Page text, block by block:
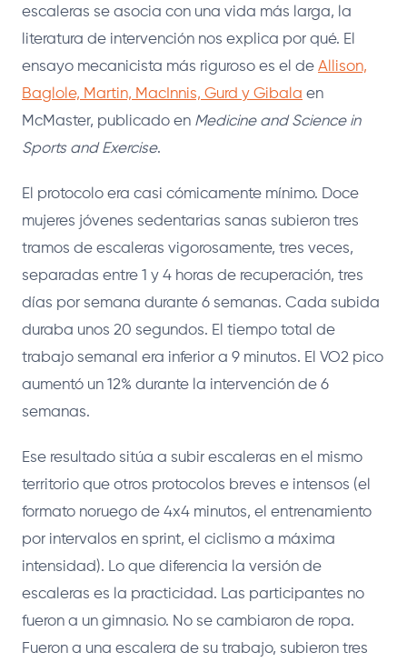
escaleras se asocia con una vida más larga, la
literatura de intervención nos explica por qué. El
ensayo mecanicista más riguroso es el de Allison,
Baglole, Martin, MacInnis, Gurd y Gibala en
McMaster, publicado en Medicine and Science in
Sports and Exercise.
El protocolo era casi cómicamente mínimo. Doce
mujeres jóvenes sedentarias sanas subieron tres
tramos de escaleras vigorosamente, tres veces,
separadas entre 1 y 4 horas de recuperación, tres
días por semana durante 6 semanas. Cada subida
duraba unos 20 segundos. El tiempo total de
trabajo semanal era inferior a 9 minutos. El VO2 pico
aumentó un 12% durante la intervención de 6
semanas.
Ese resultado sitúa a subir escaleras en el mismo
territorio que otros protocolos breves e intensos (el
formato noruego de 4x4 minutos, el entrenamiento
por intervalos en sprint, el ciclismo a máxima
intensidad). Lo que diferencia la versión de
escaleras es la practicidad. Las participantes no
fueron a un gimnasio. No se cambiaron de ropa.
Fueron a una escalera de su trabajo, subieron tres